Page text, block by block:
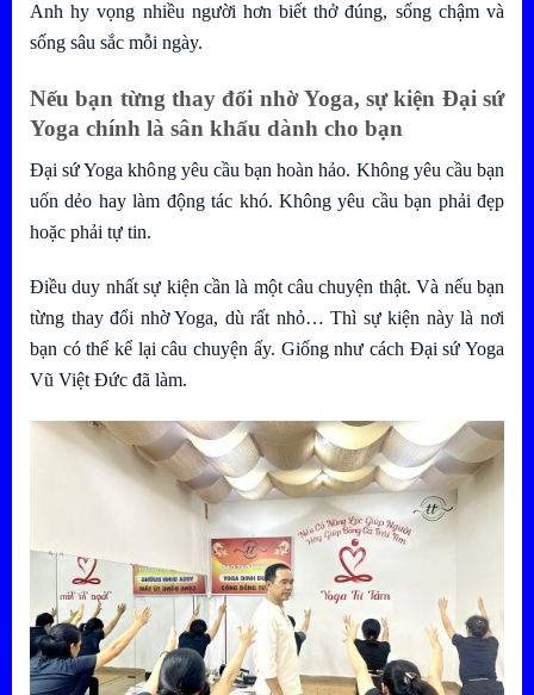
Anh hy vọng nhiều người hơn biết thở đúng, sống chậm và
sống sâu sắc mỗi ngày.
Nếu bạn từng thay đổi nhờ Yoga, sự kiện Đại sứ
Yoga chính là sân khấu dành cho bạn
Đại sứ Yoga không yêu cầu bạn hoàn hảo. Không yêu cầu bạn
uốn dẻo hay làm động tác khó. Không yêu cầu bạn phải đẹp
hoặc phải tự tin.
Điều duy nhất sự kiện cần là một câu chuyện thật. Và nếu bạn
từng thay đổi nhờ Yoga, dù rất nhỏ… Thì sự kiện này là nơi
bạn có thể kể lại câu chuyện ấy. Giống như cách Đại sứ Yoga
Vũ Việt Đức đã làm.